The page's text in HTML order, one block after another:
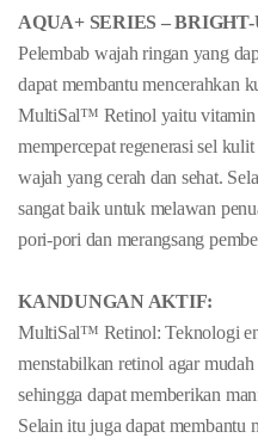
AQUA+ SERIES –
Pelembab wajah ringan yang
dapat membantu mencerahkan
MultiSal™ Retinol yaitu vitamin
mempercepat regenerasi sel
wajah yang cerah dan sehat.
sangat baik untuk melawan
pori-pori dan merangsang
KANDUNGAN AKTIF:
MultiSal™ Retinol: Teknologi
menstabilkan retinol agar
sehingga dapat memberikan
Selain itu juga dapat membantu